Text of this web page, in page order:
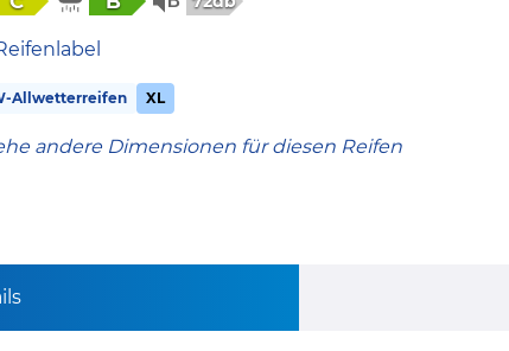
Allwetterreifen XL
andere Dimensionen für diesen Reifen